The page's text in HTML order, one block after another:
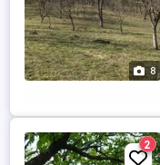
8
2